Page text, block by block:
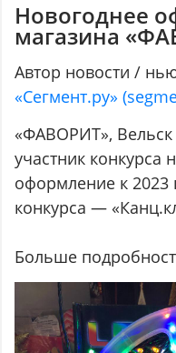
Новогоднее
магазина
Автор новости /
«Сегмент.ру»
«ФАВОРИТ», Вельск
участник конкурса
оформление к 2023
конкурса —
Больше